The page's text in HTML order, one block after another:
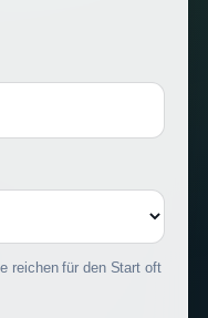
reichen für den Start oft